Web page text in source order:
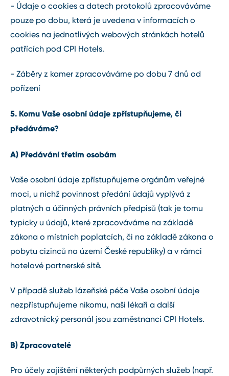
- Údaje o cookies a datech protokolů zpracováváme
pouze po dobu, která je uvedena v informacích o
cookies na jednotlivých webových stránkách hotelů
patřících pod CPI Hotels.
- Záběry z kamer zpracováváme po dobu 7 dnů od
pořízení
5. Komu Vaše osobní údaje zpřístupňujeme, či
předáváme?
A) Předávání třetím osobám
Vaše osobní údaje zpřístupňujeme orgánům veřejné
moci, u nichž povinnost předání údajů vyplývá z
platných a účinných právních předpisů (tak je tomu
typicky u údajů, které zpracováváme na základě
zákona o místních poplatcích, či na základě zákona o
pobytu cizinců na území České republiky) a v rámci
hotelové partnerské sítě.
V případě služeb lázeňské péče Vaše osobní údaje
nezpřístupňujeme nikomu, naši lékaři a další
zdravotnický personál jsou zaměstnanci CPI Hotels.
B) Zpracovatelé
Pro účely zajištění některých podpůrných služeb (např.